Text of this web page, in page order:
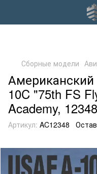
Сборные модели
10C "75th FS
Academy,
Артикул: AC12348